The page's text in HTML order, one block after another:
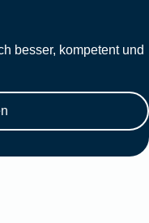
besser, kompetent und